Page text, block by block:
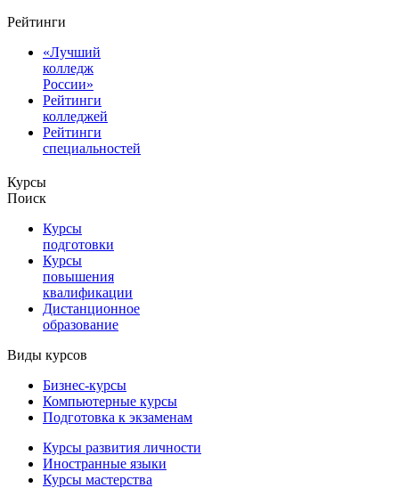
Рейтинги
«Лучший
колледж
России»
Рейтинги
колледжей
Рейтинги
специальностей
Курсы
Поиск
Курсы
подготовки
Курсы
повышения
квалификации
Дистанционное
образование
Виды курсов
Бизнес-курсы
Компьютерные курсы
Подготовка к экзаменам
Курсы развития личности
Иностранные языки
Курсы мастерства